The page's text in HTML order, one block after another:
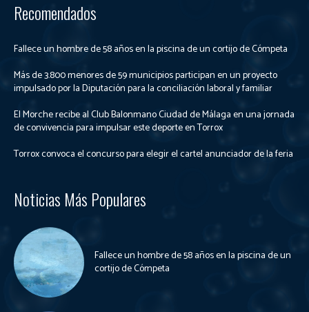
Recomendados
Fallece un hombre de 58 años en la piscina de un cortijo de Cómpeta
Más de 3.800 menores de 59 municipios participan en un proyecto
impulsado por la Diputación para la conciliación laboral y familiar
El Morche recibe al Club Balonmano Ciudad de Málaga en una jornada
de convivencia para impulsar este deporte en Torrox
Torrox convoca el concurso para elegir el cartel anunciador de la feria
Noticias Más Populares
Fallece un hombre de 58 años en la piscina de un
cortijo de Cómpeta